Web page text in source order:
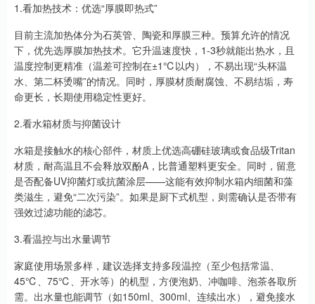
1.看加热技术：优选“厚膜即热式”
目前主流加热体分为石英管、陶瓷和厚膜三种。预算允许的情况
下，优先选厚膜加热技术。它升温速度快，1-3秒就能出热水，且
温度控制更精准（温差可控制在±1℃以内），不易出现“头杯温
水、第二杯烫嘴”的情况。同时，厚膜材质耐腐蚀、不易结垢，寿
命更长，长期使用稳定性更好。
2.看水箱材质与抑菌设计
水箱是接触水的核心部件，材质上优选高硼硅玻璃或食品级Tritan
材质，耐高温且不会释放双酚A，比普通塑料更安全。同时，留意
是否配备UV抑菌灯或抗菌涂层——这能有效抑制水箱内细菌和藻
类滋生，避免“二次污染”。如果是厨下式机型，则需确认是否带有
强效过滤功能的滤芯。
3.看温控与出水量调节
家庭使用场景多样，建议选择支持多段温控（至少包括常温、
45℃、75℃、开水等）的机型，方便泡奶、冲咖啡、泡茶各取所
需。出水量也能调节（如150ml、300ml、连续出水），避免接水